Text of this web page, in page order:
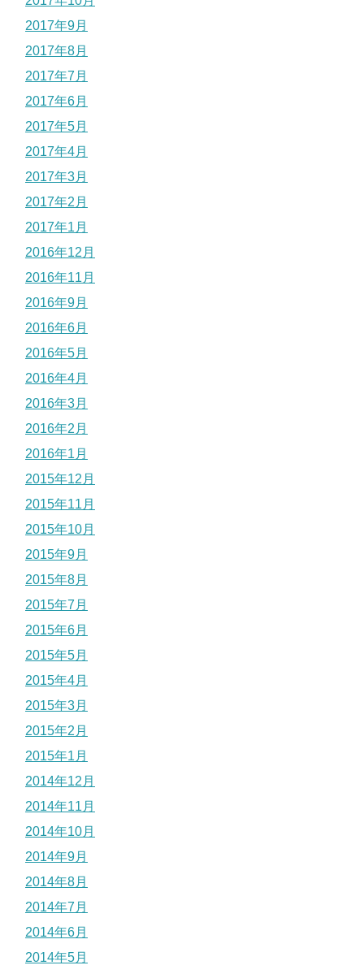
2017年9月
2017年8月
2017年7月
2017年6月
2017年5月
2017年4月
2017年3月
2017年2月
2017年1月
2016年12月
2016年11月
2016年9月
2016年6月
2016年5月
2016年4月
2016年3月
2016年2月
2016年1月
2015年12月
2015年11月
2015年10月
2015年9月
2015年8月
2015年7月
2015年6月
2015年5月
2015年4月
2015年3月
2015年2月
2015年1月
2014年12月
2014年11月
2014年10月
2014年9月
2014年8月
2014年7月
2014年6月
2014年5月